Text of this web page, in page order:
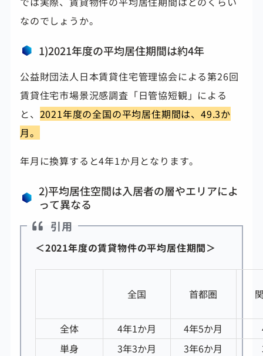
なのでしょうか。
1)2021年度の平均居住期間は約4年
公益財団法人日本賃貸住宅管理協会による第26回
賃貸住宅市場景況感調査「日管協短観」による
と、 2021年度の全国の平均居住期間は、 49.3か
月。
年月に換算すると4年1か月となります。
2)平均居住空間は入居者の層やエリアによ
って異なる
引用
＜2021年度の賃貸物件の平均居住期間＞
全国 首都圏
全体 4年1か月 4年5か月
単身
3年3か月 3年6か月